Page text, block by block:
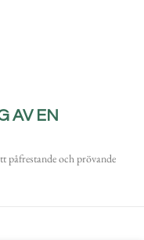
AV EN
påfrestande och prövande